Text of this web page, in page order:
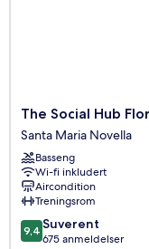
The
Social
Hub
Florence
Belfiore
Santa
Maria
Novella
The Social Hub
Santa Maria Novella
Basseng
Wi-fi inkludert
Aircondition
Treningsrom
9.4
av
9,4 Suverent
675 anmeldelser